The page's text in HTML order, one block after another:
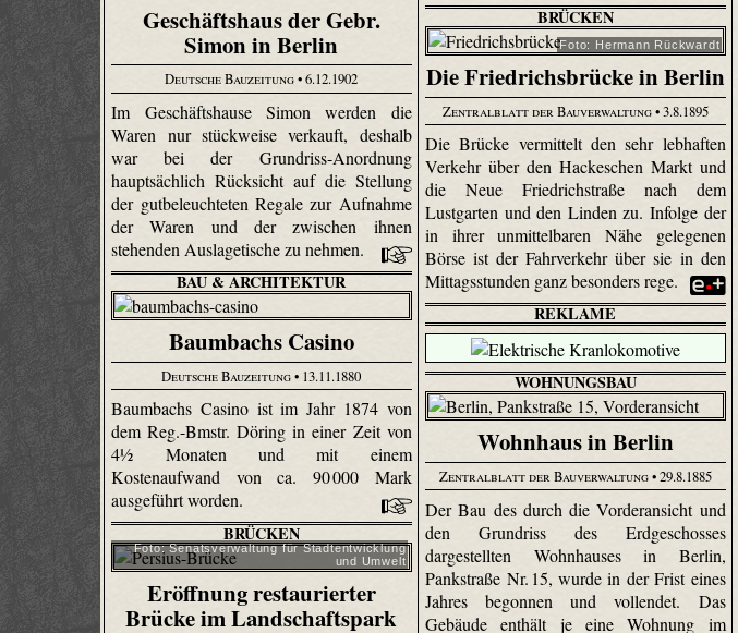
Geschäftshaus der Gebr.
Simon in Berlin
Deutsche Bauzeitung• 6.12.1902
Im Geschäftshause Simon werden die
Waren nur stückweise verkauft, deshalb
war bei der Grundriss-Anordnung
hauptsächlich Rücksicht auf die Stellung
der gutbeleuchteten Regale zur Aufnahme
der Waren und der zwischen ihnen
stehenden Auslagetische zu nehmen.
BRÜCKEN
Foto: Hermann Rückwardt
Die Friedrichsbrücke in Berlin
Zentralblatt der Bauverwaltung• 3.8.1895
Die Brücke vermittelt den sehr lebhaften
Verkehr über den Hackeschen Markt und
die Neue Friedrichstraße nach dem
Lustgarten und den Linden zu. Infolge der
in ihrer unmittelbaren Nähe gelegenen
Börse ist der Fahrverkehr über sie in den
Mittagsstunden ganz besonders rege.
BAU & ARCHITEKTUR
Baumbachs Casino
Deutsche Bauzeitung• 13.11.1880
Baumbachs Casino ist im Jahr 1874 von
dem Reg.-Bmstr. Döring in einer Zeit von
4½ Monaten und mit einem
Kostenaufwand von ca. 90 000 Mark
ausgeführt worden.
REKLAME
WOHNUNGSBAU
Wohnhaus in Berlin
Zentralblatt der Bauverwaltung• 29.8.1885
Der Bau des durch die Vorderansicht und
den Grundriss des Erdgeschosses
dargestellten Wohnhauses in Berlin,
Pankstraße Nr. 15, wurde in der Frist eines
Jahres begonnen und vollendet. Das
Gebäude enthält je eine Wohnung im
BRÜCKEN
Foto: Senats­verwaltung für Stadtentwicklung
und Umwelt
Eröffnung restaurierter
Brücke im Landschaftspark